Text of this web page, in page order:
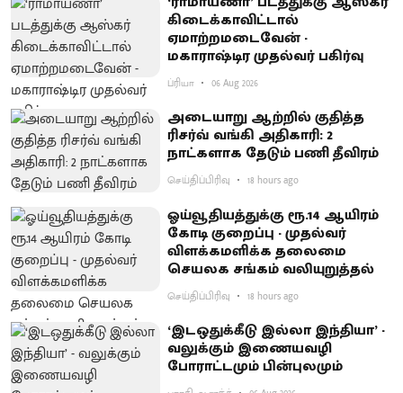
கிடைக்காவிட்டால்
ஏமாற்றமடைவேன் -
மகாராஷ்டிர முதல்வர் பகிர்வு
ப்ரியா 06 Aug 2026
அடையாறு ஆற்றில் குதித்த
ரிசர்வ் வங்கி அதிகாரி: 2
நாட்களாக தேடும் பணி தீவிரம்
செய்திப்பிரிவு 18 hours ago
ஓய்வூதியத்துக்கு ரூ.14 ஆயிரம்
கோடி குறைப்பு - முதல்வர்
விளக்கமளிக்க தலைமை
செயலக சங்கம் வலியுறுத்தல்
செய்திப்பிரிவு 18 hours ago
‘இடஒதுக்கீடு இல்லா இந்தியா’ -
வலுக்கும் இணையவழி
போராட்டமும் பின்புலமும்